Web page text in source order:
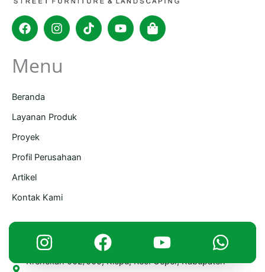
FacebookInstagram
TiktokYoutubeShopping-
bag
Menu
Beranda
Layanan Produk
Proyek
Profil Perusahaan
Artikel
Kontak Kami
Informasi Kontak
Krenekan 002/005, Klepu, Kec. Ceper, Kabupaten